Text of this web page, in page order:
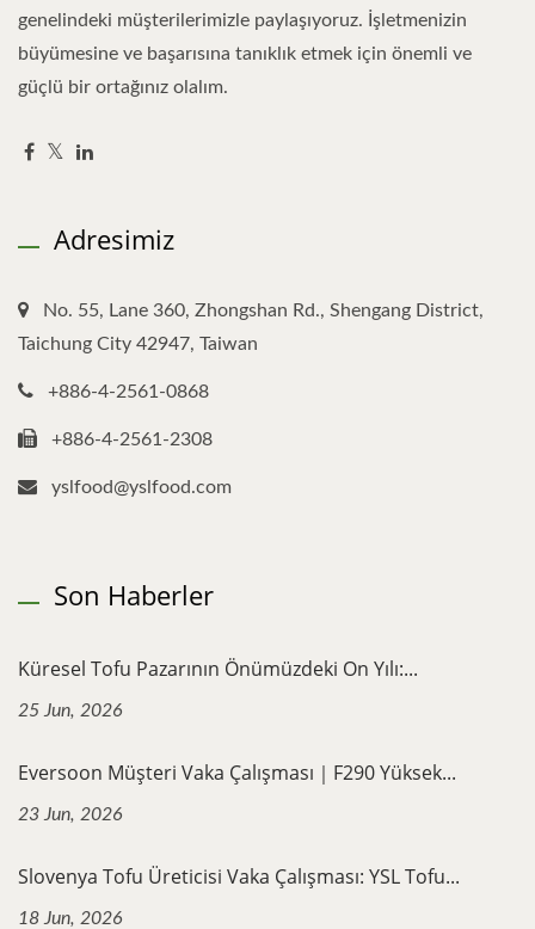
genelindeki müşterilerimizle paylaşıyoruz. İşletmenizin
büyümesine ve başarısına tanıklık etmek için önemli ve
güçlü bir ortağınız olalım.
Adresimiz
No. 55, Lane 360, Zhongshan Rd., Shengang District,
Taichung City 42947, Taiwan
+886-4-2561-0868
+886-4-2561-2308
yslfood@yslfood.com
Son Haberler
Küresel Tofu Pazarının Önümüzdeki On Yılı:...
25 Jun, 2026
Eversoon Müşteri Vaka Çalışması｜F290 Yüksek...
23 Jun, 2026
Slovenya Tofu Üreticisi Vaka Çalışması: YSL Tofu...
18 Jun, 2026